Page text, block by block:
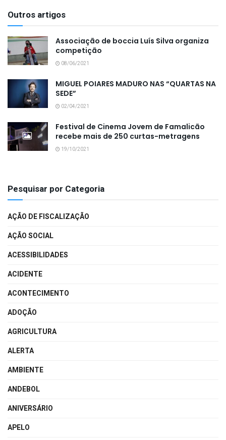
Outros artigos
Associação de boccia Luís Silva organiza
competição
08/06/2021
MIGUEL POIARES MADURO NAS “QUARTAS NA
SEDE”
02/04/2021
Festival de Cinema Jovem de Famalicão
recebe mais de 250 curtas-metragens
19/10/2021
Pesquisar por Categoria
AÇÃO DE FISCALIZAÇÃO
AÇÃO SOCIAL
ACESSIBILIDADES
ACIDENTE
ACONTECIMENTO
ADOÇÃO
AGRICULTURA
ALERTA
AMBIENTE
ANDEBOL
ANIVERSÁRIO
APELO